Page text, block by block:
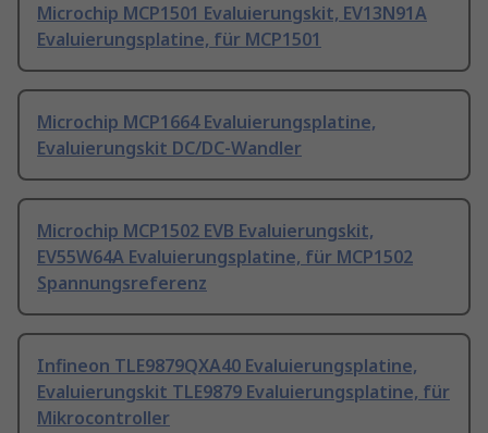
Microchip MCP1501 Evaluierungskit, EV13N91A
Evaluierungsplatine, für MCP1501
Microchip MCP1664 Evaluierungsplatine,
Evaluierungskit DC/DC-Wandler
Microchip MCP1502 EVB Evaluierungskit,
EV55W64A Evaluierungsplatine, für MCP1502
Spannungsreferenz
Infineon TLE9879QXA40 Evaluierungsplatine,
Evaluierungskit TLE9879 Evaluierungsplatine, für
Mikrocontroller